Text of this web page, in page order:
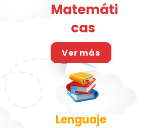
Matemáti
cas
Ver más
Lenguaje